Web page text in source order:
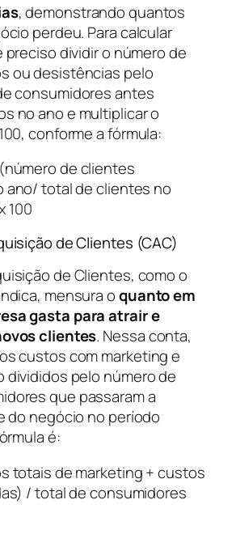
, demonstrando quantos
perdeu. Para calcular
preciso dividir o número de
ou desistências pelo
consumidores antes
no ano e multiplicar o
conforme a fórmula:
de clientes
ano/ total de clientes no
100
de Clientes (CAC)
de Clientes, como o
mensura oquanto em
gasta para atrair e
clientes. Nessa conta,
custos com marketing e
divididos pelo número de
que passaram a
do negócio no período
é:
totais de marketing + custos
/ total de consumidores